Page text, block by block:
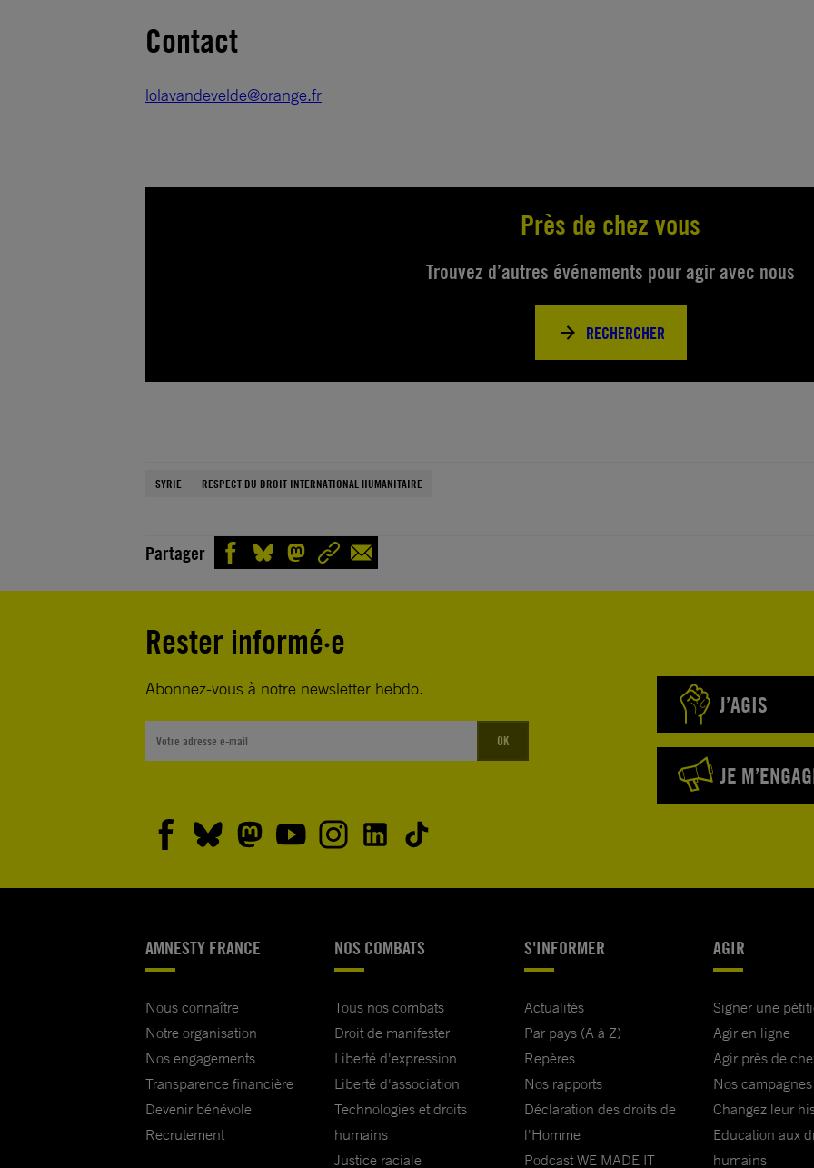
Contact
lolavandevelde@orange.fr
Près de chez vous
Trouvez d’autres événements pour agir avec nous
RECHERCHER
SYRIE RESPECT DU DROIT INTERNATIONAL HUMANITAIRE
Partager
Rester informé·e
Abonnez-vous à notre newsletter hebdo.
OK
J’AGIS
JE
AMNESTY FRANCE
Nous connaître
Notre organisation
Nos engagements
Transparence financière
Devenir bénévole
Recrutement
NOS COMBATS
Tous nos combats
Droit de manifester
Liberté d'expression
Liberté d'association
Technologies et droits
humains
Justice raciale
S'INFORMER
Actualités
Par pays (A à Z)
Repères
Nos rapports
Déclaration des droits de
l'Homme
Podcast WE MADE IT
AGIR
Signer une
Agir en ligne
Agir près de
Nos campagnes
Changez leur
Education aux
humains